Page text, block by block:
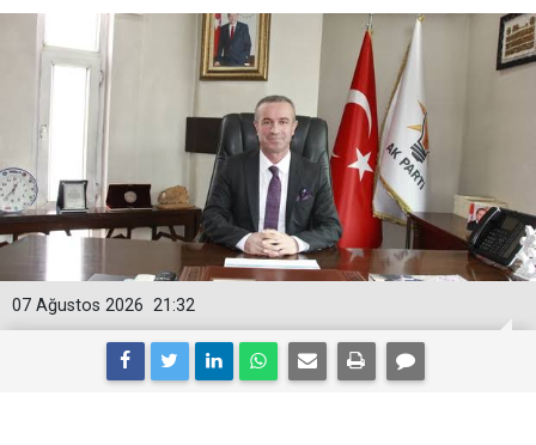
21:32
07 Ağustos 2026